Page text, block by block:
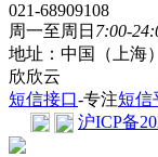
021-68909108
周一至周日 7:00-
地址：中国（上海
欣欣云
短信接口-专注短信
沪ICP备